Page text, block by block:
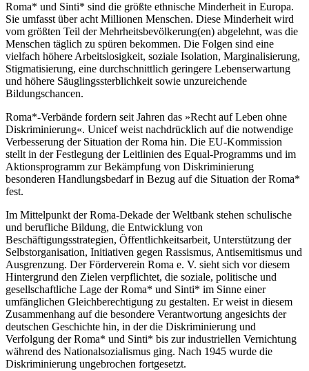
Roma* und Sinti* sind die größte ethnische Minderheit in Europa.
Sie umfasst über acht Millionen Menschen. Diese Minderheit wird
vom größten Teil der Mehrheitsbevölkerung(en) abgelehnt, was die
Menschen täglich zu spüren bekommen. Die Folgen sind eine
vielfach höhere Arbeitslosigkeit, soziale Isolation, Marginalisierung,
Stigmatisierung, eine durchschnittlich geringere Lebenserwartung
und höhere Säuglingssterblichkeit sowie unzureichende
Bildungschancen.
Roma*-Verbände fordern seit Jahren das »Recht auf Leben ohne
Diskriminierung«. Unicef weist nachdrücklich auf die notwendige
Verbesserung der Situation der Roma hin. Die EU-Kommission
stellt in der Festlegung der Leitlinien des Equal-Programms und im
Aktionsprogramm zur Bekämpfung von Diskriminierung
besonderen Handlungsbedarf in Bezug auf die Situation der Roma*
fest.
Im Mittelpunkt der Roma-Dekade der Weltbank stehen schulische
und berufliche Bildung, die Entwicklung von
Beschäftigungsstrategien, Öffentlichkeitsarbeit, Unterstützung der
Selbstorganisation, Initiativen gegen Rassismus, Antisemitismus und
Ausgrenzung. Der Förderverein Roma e. V. sieht sich vor diesem
Hintergrund den Zielen verpflichtet, die soziale, politische und
gesellschaftliche Lage der Roma* und Sinti* im Sinne einer
umfänglichen Gleichberechtigung zu gestalten. Er weist in diesem
Zusammenhang auf die besondere Verantwortung angesichts der
deutschen Geschichte hin, in der die Diskriminierung und
Verfolgung der Roma* und Sinti* bis zur industriellen Vernichtung
während des Nationalsozialismus ging. Nach 1945 wurde die
Diskriminierung ungebrochen fortgesetzt.